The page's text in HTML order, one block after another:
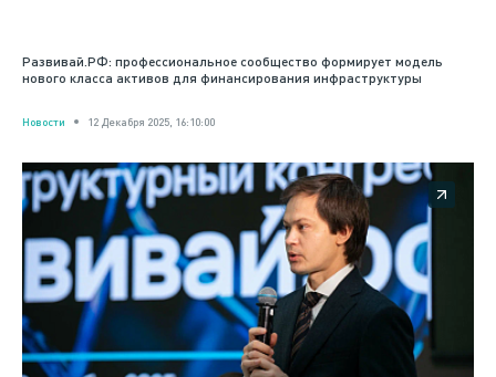
Развивай.РФ: профессиональное сообщество формирует модель
нового класса активов для финансирования инфраструктуры
Новости 12 Декабря 2025, 16:10:00